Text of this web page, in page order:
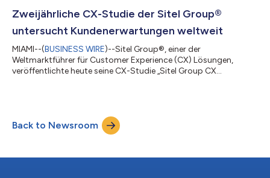
Group y Sprinklr nos permiten apoyar a las marcas que quieren
ir más allá en...
Zweijährliche CX-Studie der Sitel Group®
untersucht Kundenerwartungen weltweit
MIAMI--(BUSINESS WIRE)--Sitel Group®, einer der
Weltmarktführer für Customer Experience (CX) Lösungen,
veröffentlichte heute seine CX-Studie „Sitel Group CX
untersucht. Die Daten wurden aus den Ergebnissen einer
Umfrage von über 6.000 Verbrauchern zusammengestellt, die
sich zu gleichen Teilen auf sechs Länder verteilten: die USA,
Back to Newsroom